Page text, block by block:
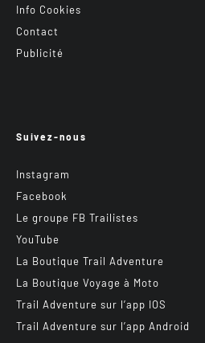
Info Cookies
Contact
Publicité
Suivez-nous
Instagram
Facebook
Le groupe FB Trailistes
YouTube
La Boutique Trail Adventure
La Boutique Voyage à Moto
Trail Adventure sur l’app IOS
Trail Adventure sur l’app Android